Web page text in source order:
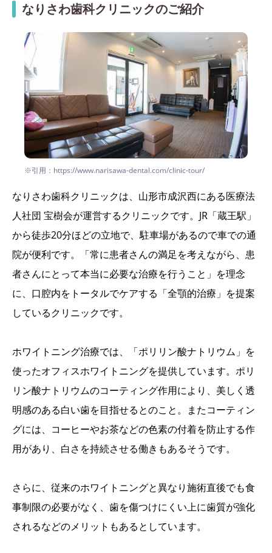
なりさわ歯科クリニックのご紹介
※引用：https://www.narisawa-dental.com/clinic-tour/
なりさわ歯科クリニックは、山形市成沢西にある医療法
人社団 宝樹会が運営するクリニックです。JR「蔵王駅」
から徒歩20分ほどの立地で、駐車場があるので車での通
院が便利です。「常に患者さんの満足を考えながら、患
者さんにとって本当に必要な治療を行うこと」を理念
に、口腔内をトータルでケアする「全顎的治療」を提案
しているクリニックです。
ホワイトニング治療では、「ポリリン酸ナトリウム」を
使ったオフィスホワイトニングを提供しています。ポリ
リン酸ナトリウムのコーティング作用により、美しく透
明感のある白い歯を目指せるとのこと。またコーティン
グには、コーヒーやお茶などの色素の付着を防止する作
用があり、白さを持続させる働きもあるそうです。
さらに、従来のホワイトニングと異なり施術直後でも食
事制限の必要がなく、歯を傷つけにくい上に歯質が強化
されるなどのメリットもあるとしています。